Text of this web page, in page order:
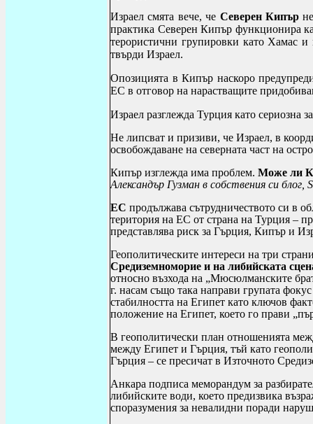
Израел смята вече, че Северен Кипърне
практика Северен Кипър функционира
терористични групировки като Хамас и
твърди Израел.
Опозицията в Кипър наскоро
ЕС в отговор на нарастващите
Израел разглежда Турция като сериозна
Не липсват и призиви, че Израел, в
освобождаване на северната част на
Кипър изглежда има проблем. Може ли
Александър Гузман в собствения си блог,
ЕС продължава сътрудничеството си в
територия на ЕС от страна на Турция –
представлява риск за Гърция, Кипър и
Геополитическите интереси на три
Средиземноморие и на либийската
относно възхода на „Мюсюлманските
г. насам също така направи групата
стабилността на Египет като ключов
положение на Египет, което го прави
В геополитически план отношенията
между Египет и Гърция, тъй като
Гърция – се пресичат в Източното
Анкара подписа меморандум за
либийските води, което предизвика
споразумения за невалидни поради